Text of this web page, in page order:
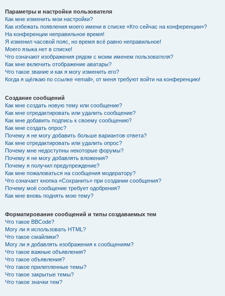
Параметры и настройки пользователя
Как мне изменить мои настройки?
Как избежать появления моего имени в списке «Кто сейчас на конференции»?
На конференции неправильное время!
Я изменил часовой пояс, но время всё равно неправильное!
Моего языка нет в списке!
Что означают изображения рядом с моим именем пользователя?
Как мне включить отображение аватары?
Что такое звание и как я могу изменить его?
Когда я щёлкаю по ссылке «email», от меня требуют войти на конференцию!
Создание сообщений
Как мне создать новую тему или сообщение?
Как мне отредактировать или удалить сообщение?
Как мне добавить подпись к своему сообщению?
Как мне создать опрос?
Почему я не могу добавить больше вариантов ответа?
Как мне отредактировать или удалить опрос?
Почему мне недоступны некоторые форумы?
Почему я не могу добавлять вложения?
Почему я получил предупреждение?
Как мне пожаловаться на сообщения модератору?
Что означает кнопка «Сохранить» при создании сообщения?
Почему моё сообщение требует одобрения?
Как мне вновь поднять мою тему?
Форматирование сообщений и типы создаваемых тем
Что такое BBCode?
Могу ли я использовать HTML?
Что такое смайлики?
Могу ли я добавлять изображения к сообщениям?
Что такое важные объявления?
Что такое объявления?
Что такое прилепленные темы?
Что такое закрытые темы?
Что такое значки тем?